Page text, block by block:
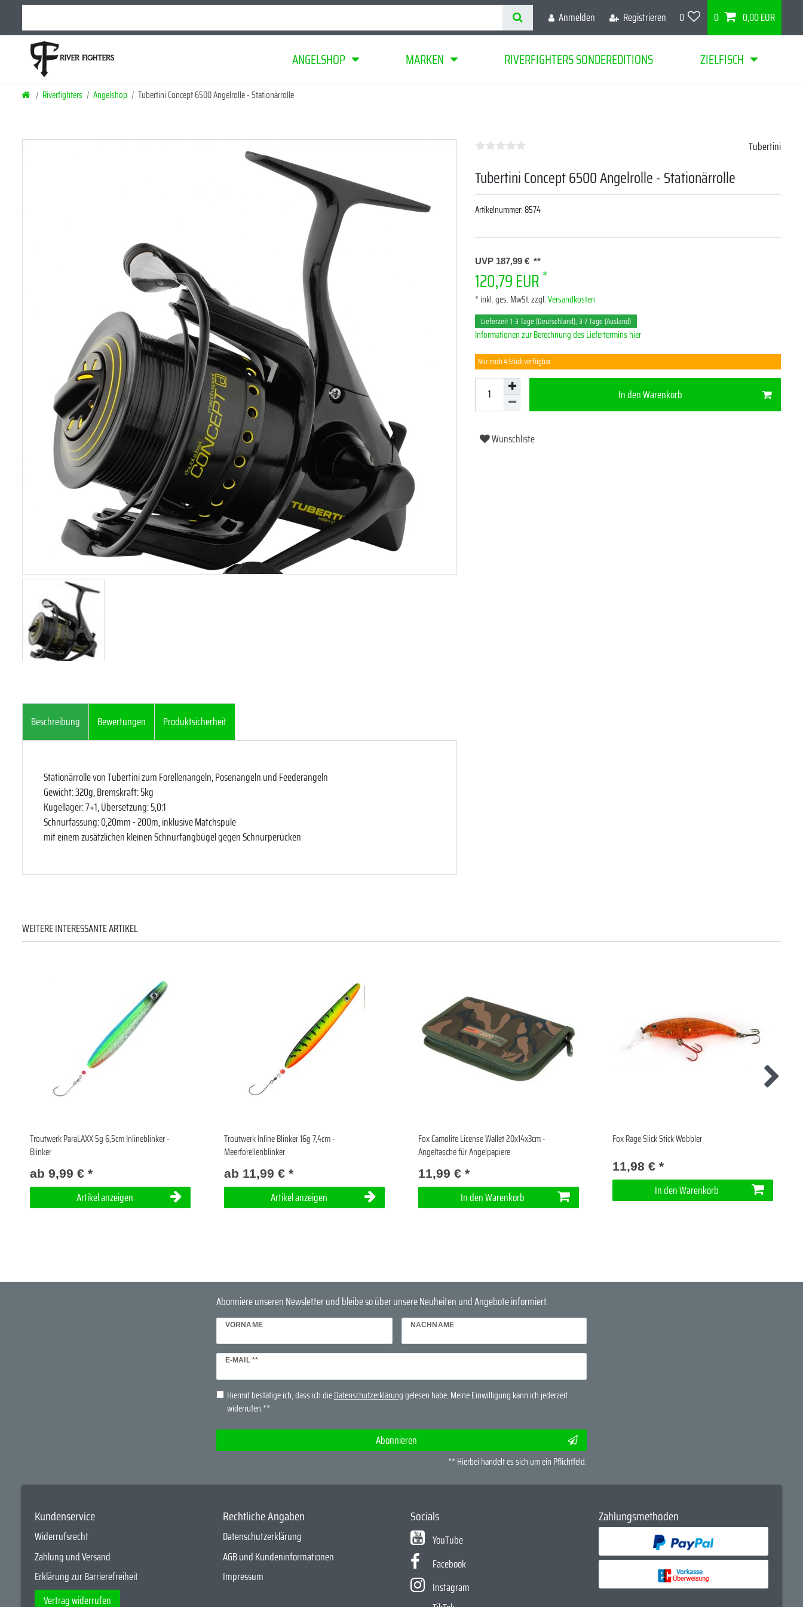
Anmelden Registrieren 0 0 0,00 EUR
ANGELSHOP MARKEN RIVERFIGHTERS SONDEREDITIONS ZIELFISCH
Riverfighters Angelshop Tubertini Concept 6500 Angelrolle - Stationärrolle
Tubertini
Tubertini Concept 6500 Angelrolle - Stationärrolle
Artikelnummer:8574
UVP 187,99 €
120,79 EUR *
* inkl. ges. MwSt. zzgl.Versandkosten
Lieferzeit 1-3 Tage (Deutschland); 3-7 Tage (Ausland)
Informationen zur Berechnung des Liefertermins hier
Nur noch 4 Stück verfügbar
In den Warenkorb
Wunschliste
Beschreibung Bewertungen Produktsicherheit
Stationärrolle von Tubertini zum Forellenangeln, Posenangeln und Feederangeln
Gewicht: 320g, Bremskraft: 5kg
Kugellager: 7+1, Übersetzung: 5,0:1
Schnurfassung: 0,20mm - 200m, inklusive Matchspule
mit einem zusätzlichen kleinen Schnurfangbügel gegen Schnurperücken
WEITERE INTERESSANTE ARTIKEL
Troutwerk ParaLAXX 5g 6,5cm Inlineblinker -
Blinker
ab 9,99 € *
Artikel anzeigen
Troutwerk Inline Blinker 16g 7,4cm -
Meerforellenblinker
ab 11,99 € *
Artikel anzeigen
Fox Camolite License Wallet 20x14x3cm -
Angeltasche für Angelpapiere
11,99 € *
In den Warenkorb
Fox Rage Slick Stick Wobbler
11,98 € *
In den Warenkorb
Abonniere unseren Newsletter und bleibe so über unsere Neuheiten und Angebote informiert.
VORNAME NACHNAME
E-MAIL **
Newsletter
Honig
Hiermit bestätige ich, dass ich dieDaten­schutz­erklärunggelesen habe. Meine Einwilligung kann ich jederzeit
widerrufen.**
Abonnieren
** Hierbei handelt es sich um ein Pflichtfeld.
Kundenservice
Widerrufsrecht
Zahlung und Versand
Erklärung zur Barrierefreiheit
Vertrag widerrufen
Rechtliche Angaben
Datenschutzerklärung
AGB und Kundeninformationen
Impressum
Socials
YouTube
Facebook
Instagram
Zahlungsmethoden